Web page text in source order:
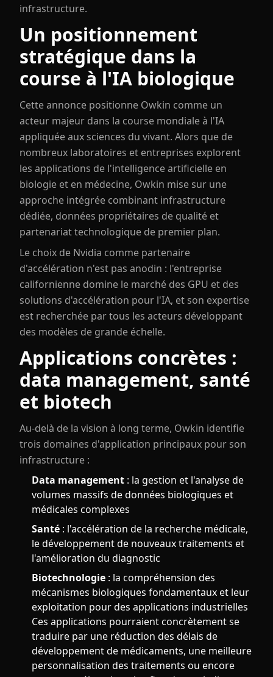
infrastructure.
Un positionnement
stratégique dans la
course à l'IA biologique
Cette annonce positionne Owkin comme un
acteur majeur dans la course mondiale à l'IA
appliquée aux sciences du vivant. Alors que de
nombreux laboratoires et entreprises explorent
les applications de l'intelligence artificielle en
biologie et en médecine, Owkin mise sur une
approche intégrée combinant infrastructure
dédiée, données propriétaires de qualité et
partenariat technologique de premier plan.
Le choix de Nvidia comme partenaire
d'accélération n'est pas anodin : l'entreprise
californienne domine le marché des GPU et des
solutions d'accélération pour l'IA, et son expertise
est recherchée par tous les acteurs développant
des modèles de grande échelle.
Applications concrètes :
data management, santé
et biotech
Au-delà de la vision à long terme, Owkin identifie
trois domaines d'application principaux pour son
infrastructure :
Data management : la gestion et l'analyse de
volumes massifs de données biologiques et
médicales complexes
Santé : l'accélération de la recherche médicale,
le développement de nouveaux traitements et
l'amélioration du diagnostic
Biotechnologie : la compréhension des
mécanismes biologiques fondamentaux et leur
exploitation pour des applications industrielles
Ces applications pourraient concrètement se
traduire par une réduction des délais de
développement de médicaments, une meilleure
personnalisation des traitements ou encore